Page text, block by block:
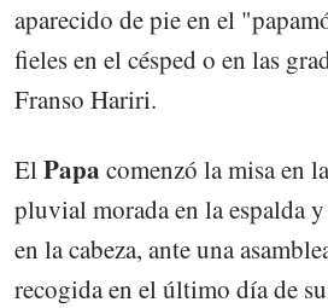
aparecido de pie en el
fieles en el césped o en las
Franso Hariri.
ElPapa comenzó la misa en
pluvial morada en la espalda
en la cabeza, ante una
recogida en el último día de